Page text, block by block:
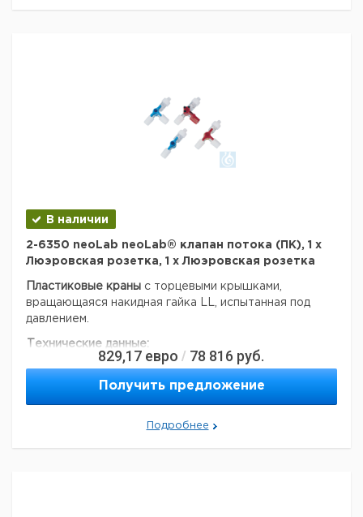
Запасной всасывающий сильфон (номер для заказа 1-
Данные для транспортировки (реальные данные
В наличии
2-6350 neoLab neoLab® клапан потока (ПК), 1 x
Люэровская розетка, 1 x Люэровская розетка
Пластиковые краны с торцевыми крышками,
вращающаяся накидная гайка LL, испытанная под
давлением.
Технические данные:
4058072007966
Данные для перевозки (реальные данные могут
829,17 евро / 78 816 руб.
Получить предложение
Подробнее